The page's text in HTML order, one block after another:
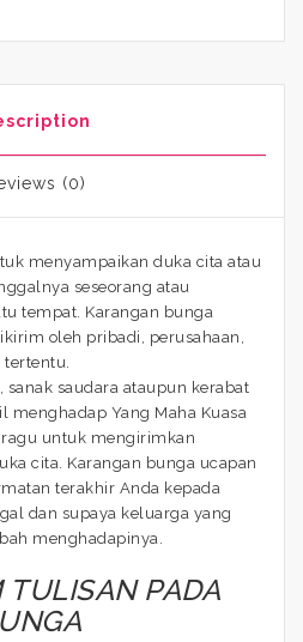
(0)
menyampaikan duka cita atau
seseorang atau
tempat. Karangan bunga
oleh pribadi, perusahaan,
tertentu.
saudara ataupun kerabat
Yang Maha Kuasa
untuk mengirimkan
cita. Karangan bunga ucapan
terakhir Anda kepada
dan supaya keluarga yang
menghadapinya.
TULISAN PADA